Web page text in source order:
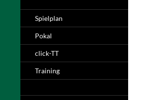
Spielplan
Pokal
click-TT
Training